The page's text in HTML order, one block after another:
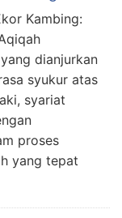
Kambing:
dianjurkan
syukur atas
syariat
proses
yang tepat